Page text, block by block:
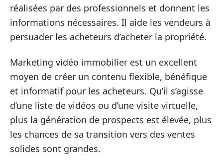
réalisées par des professionnels et donnent les
informations nécessaires. Il aide les vendeurs à
persuader les acheteurs d’acheter la propriété.
Marketing vidéo immobilier est un excellent
moyen de créer un contenu flexible, bénéfique
et informatif pour les acheteurs. Qu’il s’agisse
d’une liste de vidéos ou d’une visite virtuelle,
plus la génération de prospects est élevée, plus
les chances de sa transition vers des ventes
solides sont grandes.